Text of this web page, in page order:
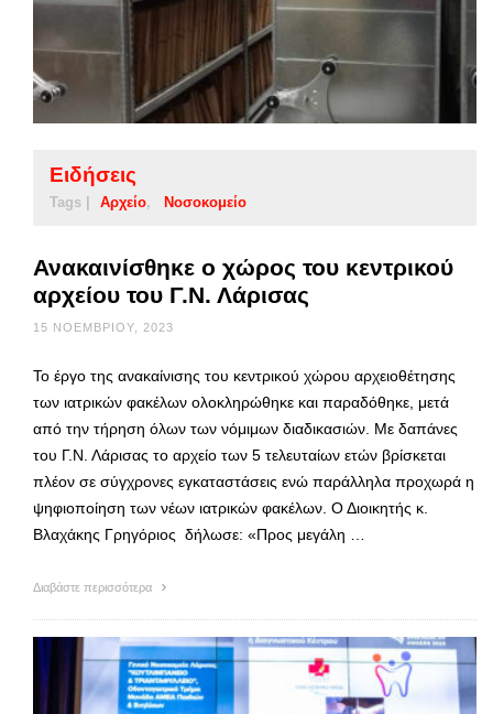
Ειδήσεις
Tags | Αρχείο Νοσοκομείο
Ανακαινίσθηκε ο χώρος του κεντρικού
αρχείου του Γ.Ν. Λάρισας
15 ΝΟΕΜΒΡΊΟΥ, 2023
To έργο της ανακαίνισης του κεντρικού χώρου αρχειοθέτησης
των ιατρικών φακέλων ολοκληρώθηκε και παραδόθηκε, μετά
από την τήρηση όλων των νόμιμων διαδικασιών. Mε δαπάνες
του Γ.Ν. Λάρισας το αρχείο των 5 τελευταίων ετών βρίσκεται
πλέον σε σύγχρονες εγκαταστάσεις ενώ παράλληλα προχωρά η
ψηφιοποίηση των νέων ιατρικών φακέλων. Ο Διοικητής κ.
Βλαχάκης Γρηγόριος δήλωσε: «Προς μεγάλη …
Διαβάστε περισσότερα